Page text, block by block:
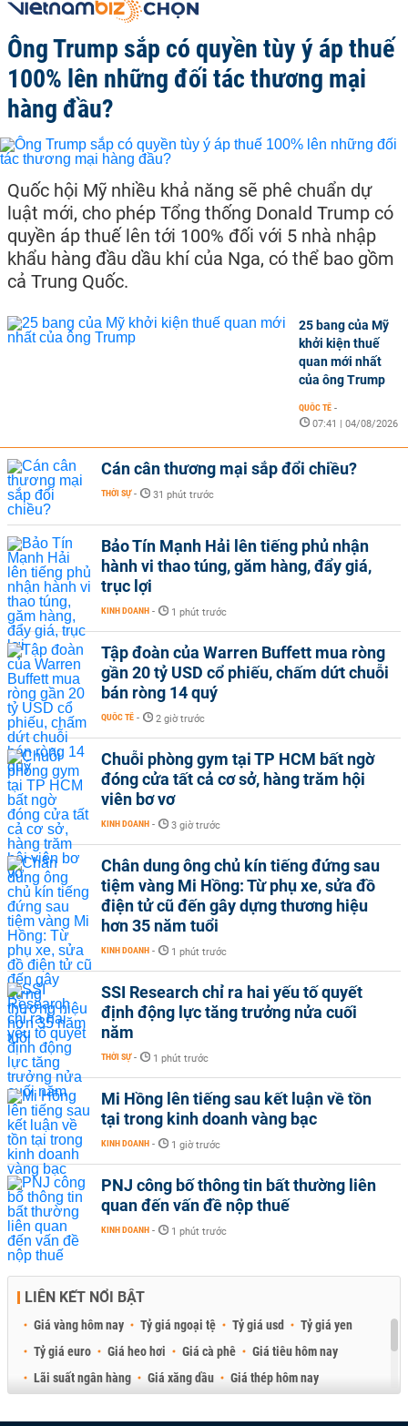
Ông Trump sắp có quyền tùy ý áp thuế
100% lên những đối tác thương mại
hàng đầu?
Quốc hội Mỹ nhiều khả năng sẽ phê chuẩn dự
luật mới, cho phép Tổng thống Donald Trump có
quyền áp thuế lên tới 100% đối với 5 nhà nhập
khẩu hàng đầu dầu khí của Nga, có thể bao gồm
cả Trung Quốc.
25 bang của Mỹ
khởi kiện thuế
quan mới nhất
của ông Trump
QUỐC TẾ -
07:41 | 04/08/2026
Cán cân thương mại sắp đổi chiều?
THỜI SỰ - 31 phút trước
Bảo Tín Mạnh Hải lên tiếng phủ nhận
hành vi thao túng, găm hàng, đẩy giá,
trục lợi
KINH DOANH - 1 phút trước
Tập đoàn của Warren Buffett mua ròng
gần 20 tỷ USD cổ phiếu, chấm dứt chuỗi
bán ròng 14 quý
QUỐC TẾ - 2 giờ trước
Chuỗi phòng gym tại TP HCM bất ngờ
đóng cửa tất cả cơ sở, hàng trăm hội
viên bơ vơ
KINH DOANH - 3 giờ trước
Chân dung ông chủ kín tiếng đứng sau
tiệm vàng Mi Hồng: Từ phụ xe, sửa đồ
điện tử cũ đến gây dựng thương hiệu
hơn 35 năm tuổi
KINH DOANH - 1 phút trước
SSI Research chỉ ra hai yếu tố quyết
định động lực tăng trưởng nửa cuối
năm
THỜI SỰ - 1 phút trước
Mi Hồng lên tiếng sau kết luận về tồn
tại trong kinh doanh vàng bạc
KINH DOANH - 1 giờ trước
PNJ công bố thông tin bất thường liên
quan đến vấn đề nộp thuế
KINH DOANH - 1 phút trước
LIÊN KẾT NỔI BẬT
Giá vàng hôm nay Tỷ giá ngoại tệ Tỷ giá usd
Tỷ giá yen
Tỷ giá euro
Giá heo hơi Giá cà phê
Giá tiêu hôm nay
Lãi suất ngân hàng
Giá xăng dầu
Giá thép hôm nay